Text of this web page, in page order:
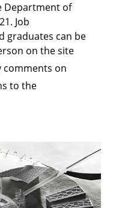
Department of
Job
graduates can be
on the site
comments on
to the